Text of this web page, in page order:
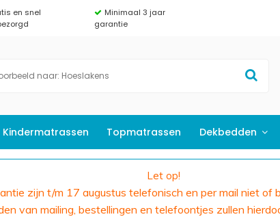
en snel
Minimaal 3 jaar
garantie
Kindermatrassen Topmatrassen Dekbedden
Let op!
zijn t/m 17 augustus telefonisch en per mail niet of
van mailing, bestellingen en telefoontjes zullen